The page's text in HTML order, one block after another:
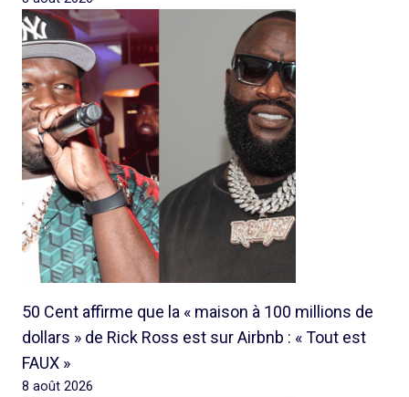
50 Cent affirme que la « maison à 100 millions de
dollars » de Rick Ross est sur Airbnb : « Tout est
FAUX »
8 août 2026